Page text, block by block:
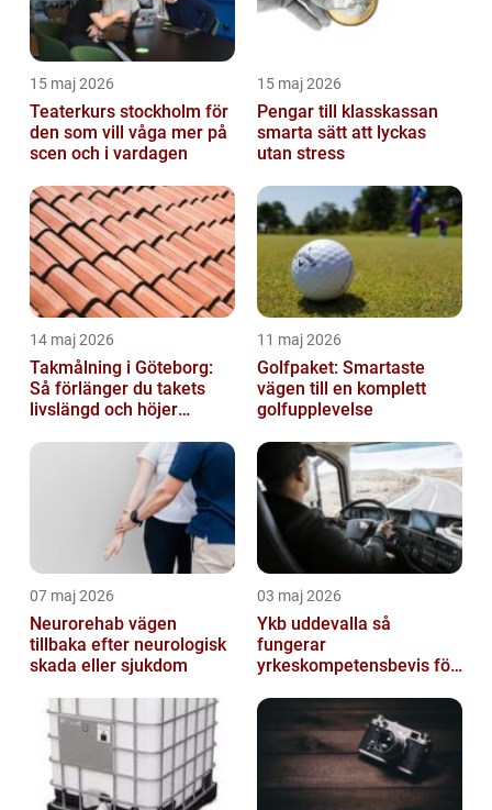
15 maj 2026
Teaterkurs stockholm för
den som vill våga mer på
scen och i vardagen
15 maj 2026
Pengar till klasskassan
smarta sätt att lyckas
utan stress
14 maj 2026
Takmålning i Göteborg:
Så förlänger du takets
livslängd och höjer
11 maj 2026
Golfpaket: Smartaste
vägen till en komplett
golfupplevelse
07 maj 2026
Neurorehab vägen
tillbaka efter neurologisk
skada eller sjukdom
03 maj 2026
Ykb uddevalla så
fungerar
yrkeskompetensbevis för